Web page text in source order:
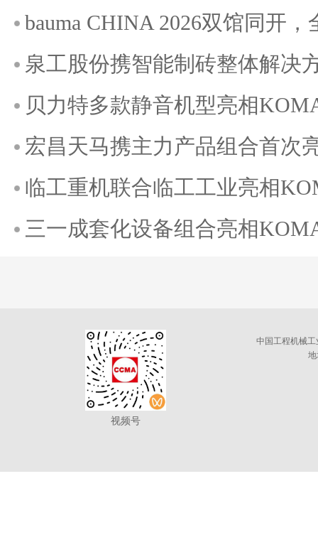
bauma CHINA 2026双馆同开
泉工股份携智能制砖整体解决
贝力特多款静音机型亮相
宏昌天马携主力产品组合首次
临工重机联合临工工业亮相
三一成套化设备组合亮相
视频号
中国工程机械
地